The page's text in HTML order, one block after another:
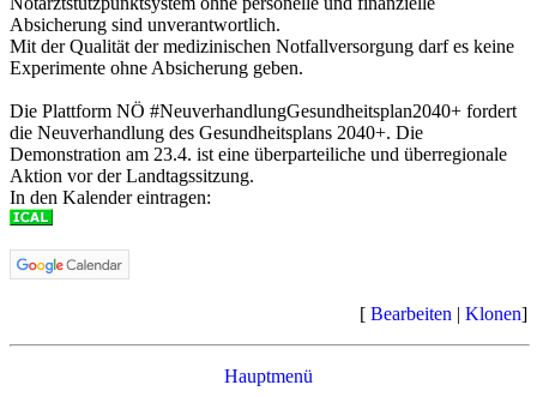
Absicherung sind unverantwortlich.
Mit der Qualität der medizinischen Notfallversorgung darf es keine
Experimente ohne Absicherung geben.
Die Plattform NÖ #NeuverhandlungGesundheitsplan2040+ fordert
die Neuverhandlung des Gesundheitsplans 2040+. Die
Demonstration am 23.4. ist eine überparteiliche und überregionale
Aktion vor der Landtagssitzung.
In den Kalender eintragen:
[ Bearbeiten | Klonen]
Hauptmenü